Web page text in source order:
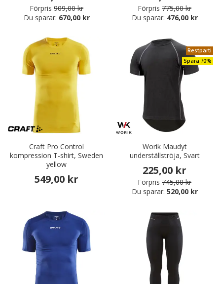
Förpris 909,00 kr
Du sparar: 670,00 kr
Förpris 775,00 kr
Du sparar: 476,00 kr
Craft Pro Control
kompression T-shirt, Sweden
yellow
549,00 kr
Restparti
Spara 70%
Worik Maudyt
underställströja, Svart
225,00 kr
Förpris 745,00 kr
Du sparar: 520,00 kr